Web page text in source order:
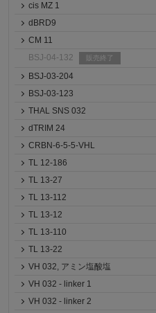
cis MZ 1
dBRD9
CM 11
BSJ-04-132
販売終了
BSJ-03-204
BSJ-03-123
THAL SNS 032
dTRIM 24
CRBN-6-5-5-VHL
TL 12-186
TL 13-27
TL 13-112
TL 13-12
TL 13-110
TL 13-22
VH 032, アミン塩酸塩
VH 032 - linker 1
VH 032 - linker 2